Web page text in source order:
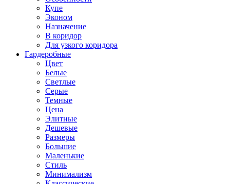
Купе
Эконом
Назначение
В коридор
Для узкого коридора
Гардеробные
Цвет
Белые
Светлые
Серые
Темные
Цена
Элитные
Дешевые
Размеры
Большие
Маленькие
Стиль
Минимализм